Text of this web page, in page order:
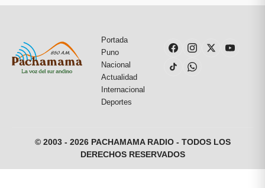
Portada
Puno
Nacional
Actualidad
Internacional
Deportes
© 2003 - 2026 PACHAMAMA RADIO - TODOS LOS
DERECHOS RESERVADOS